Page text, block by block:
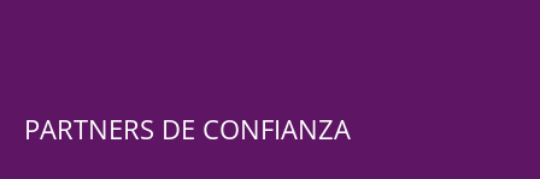
PARTNERS DE CONFIANZA